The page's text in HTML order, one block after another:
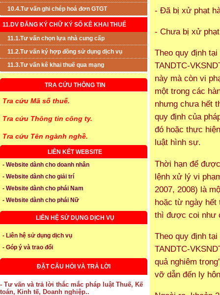
10.4.Tư vấn ghi chép hoá đơn GTGT
11.DV ĐĂNG KÝ CHỮ KÝ SỐ KÊ KHAI THUẾ
11.1.Tư vấn chọn lựa nhà cung cấp
11.2.Tư vấn ký hợp đồng sử dụng dịch vụ
11.3.Tư vấn kê khai thuế qua mạng
TRA CỨU THÔNG TIN
Tra cứu Mã số thuế.
Tra cứu Thông tin công ty.
Tra cứu Tên ngành nghề.
LIÊN KẾT WEBSITE
- Website dành cho doanh nhân
- Website dành cho giải trí
- Website dành cho phái Nam
- Website dành cho phái Nữ
LIÊN HỆ SỬ DỤNG DỊCH VỤ
- Liên hệ sử dụng dịch vụ
- Góp ý và trao đổi
ĐẶT CÂU HỎI VÀ TRẢ LỜI
- Tư vấn và trả lời thắc mắc pháp luật Thuế, Kế
toán, Kinh tế, Doanh nghiệp..
- Đã bị xử phạt
- Chưa bị xử
Theo quy định
TANDTC-
này mà còn vi
một trong các
nhưng chưa hết
quy định của
đó hoặc thực
luật hình sự.
Thời hạn để
lệnh xử lý vi
2007, 2008) là
hoặc từ ngày hết
thì được coi như
Theo quy định
TANDTC-
quả nghiêm
vỡ dẫn đến ly